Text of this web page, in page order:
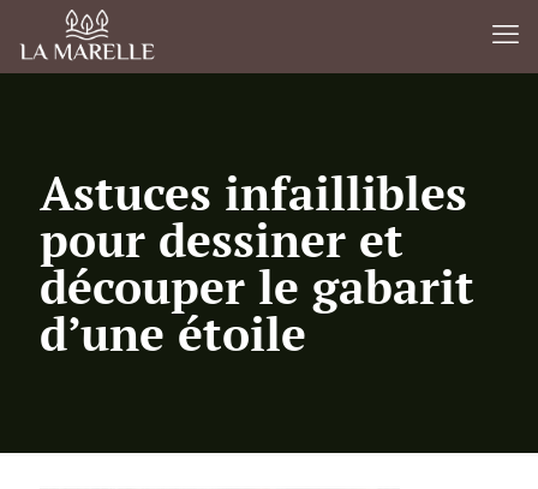
Astuces infaillibles
pour dessiner et
découper le gabarit
d’une étoile